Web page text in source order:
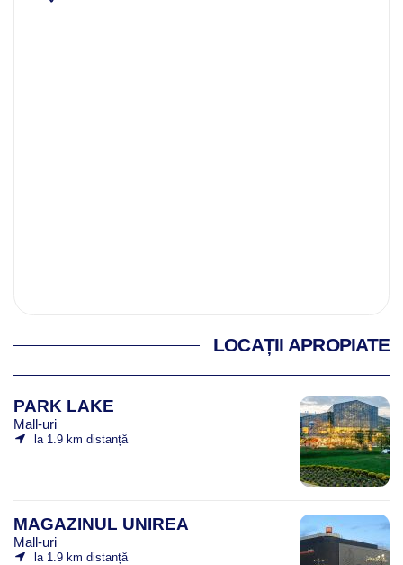
LOCAȚII APROPIATE
PARK LAKE
Mall-uri
la 1.9 km distanță
MAGAZINUL UNIREA
Mall-uri
la 1.9 km distanță